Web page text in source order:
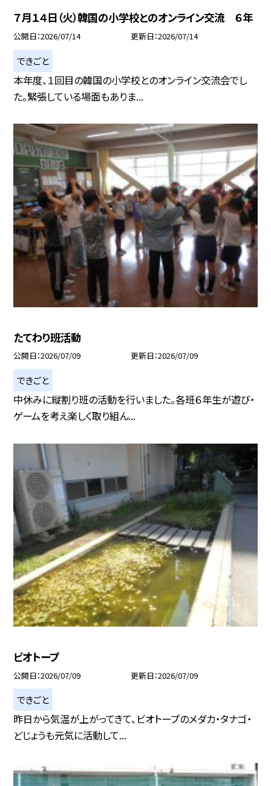
７月１４日（火）韓国の小学校とのオンライン交流 ６年
公開日 2026/07/14 更新日 2026/07/14
できごと
本年度、１回目の韓国の小学校とのオンライン交流会でし
た。緊張している場面もありま...
たてわり班活動
公開日 2026/07/09 更新日 2026/07/09
できごと
中休みに縦割り班の活動を行いました。各班６年生が遊び・
ゲームを考え楽しく取り組ん...
ビオトープ
公開日 2026/07/09 更新日 2026/07/09
できごと
昨日から気温が上がってきて、ビオトープのメダカ・タナゴ・
どじょうも元気に活動して...